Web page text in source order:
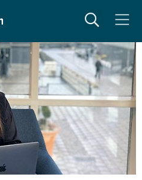
Sök Meny